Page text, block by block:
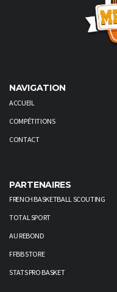
NAVIGATION
ACCUEIL
COMPÉTITIONS
CONTACT
PARTENAIRES
FRENCH BASKETBALL SCOUTING
TOTAL SPORT
AU REBOND
FFBB STORE
STATS PRO BASKET